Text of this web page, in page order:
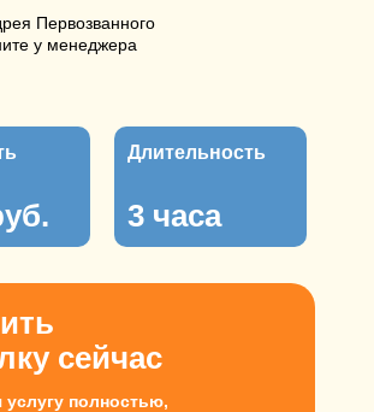
Длительность
3 часа
Первозванного
у менеджера
сейчас
полностью,